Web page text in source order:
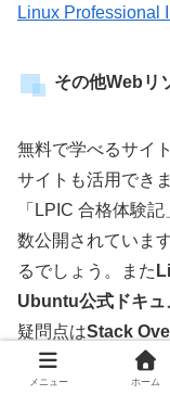
Linux Professional
その他Webリ
無料で学べるサイ
サイトも活用でき
「LPIC 合格体験
数公開されていま
るでしょう。また
Ubuntu公式ドキュ
疑問点はStack
検索すると解決策
メニュー ホーム